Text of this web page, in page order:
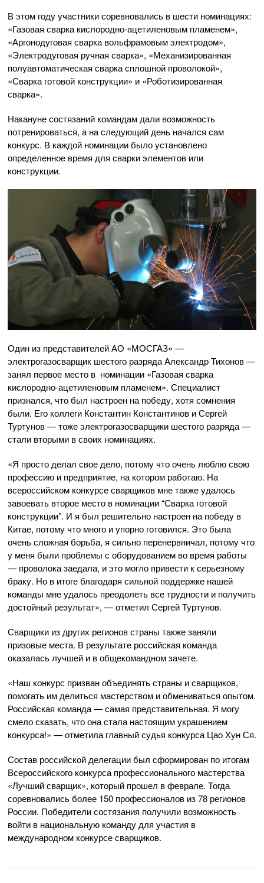
В этом году участники соревновались в шести номинациях:
«Газовая сварка кислородно-ацетиленовым пламенем»,
«Аргонодуговая сварка вольфрамовым электродом»,
«Электродуговая ручная сварка», «Механизированная
полуавтоматическая сварка сплошной проволокой»,
«Сварка готовой конструкции» и «Роботизированная
сварка».
Накануне состязаний командам дали возможность
потренироваться, а на следующий день начался сам
конкурс. В каждой номинации было установлено
определенное время для сварки элементов или
конструкции.
Один из представителей АО «МОСГАЗ» —
электрогазосварщик шестого разряда Александр Тихонов —
занял первое место в номинации «Газовая сварка
кислородно-ацетиленовым пламенем». Специалист
признался, что был настроен на победу, хотя сомнения
были. Его коллеги Константин Константинов и Сергей
Туртунов — тоже электрогазосварщики шестого разряда —
стали вторыми в своих номинациях.
«Я просто делал свое дело, потому что очень люблю свою
профессию и предприятие, на котором работаю. На
всероссийском конкурсе сварщиков мне также удалось
завоевать второе место в номинации “Сварка готовой
конструкции”. И я был решительно настроен на победу в
Китае, потому что много и упорно готовился. Это была
очень сложная борьба, я сильно перенервничал, потому что
у меня были проблемы с оборудованием во время работы
— проволока заедала, и это могло привести к серьезному
браку. Но в итоге благодаря сильной поддержке нашей
команды мне удалось преодолеть все трудности и получить
достойный результат», — отметил Сергей Туртунов.
Сварщики из других регионов страны также заняли
призовые места. В результате российская команда
оказалась лучшей и в общекомандном зачете.
«Наш конкурс призван объединять страны и сварщиков,
помогать им делиться мастерством и обмениваться опытом.
Российская команда — самая представительная. Я могу
смело сказать, что она стала настоящим украшением
конкурса!» — отметила главный судья конкурса Цао Хун Ся.
Состав российской делегации был сформирован по итогам
Всероссийского конкурса профессионального мастерства
«Лучший сварщик», который прошел в феврале. Тогда
соревновались более 150 профессионалов из 78 регионов
России. Победители состязания получили возможность
войти в национальную команду для участия в
международном конкурсе сварщиков.